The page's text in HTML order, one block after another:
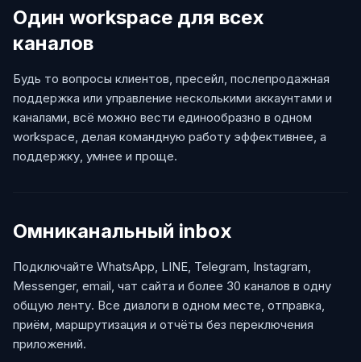
Один workspace для всех
каналов
Будь то вопросы клиентов, пресейл, послепродажная
поддержка или управление несколькими аккаунтами и
каналами, всё можно вести единообразно в одном
workspace, делая командную работу эффективнее, а
поддержку, умнее и проще.
Омниканальный inbox
Подключайте WhatsApp, LINE, Telegram, Instagram,
Messenger, email, чат сайта и более 30 каналов в одну
общую ленту. Все диалоги в одном месте, отправка,
приём, маршрутизация и отчёты без переключения
приложений.